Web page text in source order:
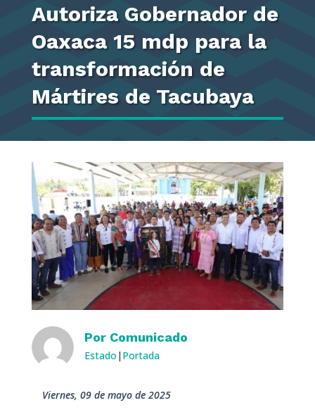
Autoriza Gobernador de
Oaxaca 15 mdp para la
transformación de
Mártires de Tacubaya
Por Comunicado
Estado | Portada
viernes, 09 de mayo de 2025